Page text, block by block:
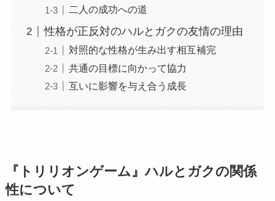
二人の成功への道
性格が正反対のハルとガクの友情の理由
対照的な性格が生み出す相互補完
共通の目標に向かって協力
互いに影響を与え合う成長
『トリリオンゲーム』ハルとガクの関係
性について